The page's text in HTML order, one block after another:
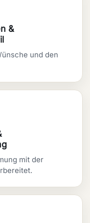
&
und den
mit der